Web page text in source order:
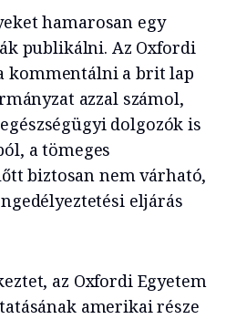
hamarosan egy
publikálni. Az Oxfordi
kommentálni a brit lap
azzal számol,
dolgozók is
a tömeges
biztosan nem várható,
eljárás
az Oxfordi Egyetem
amerikai része